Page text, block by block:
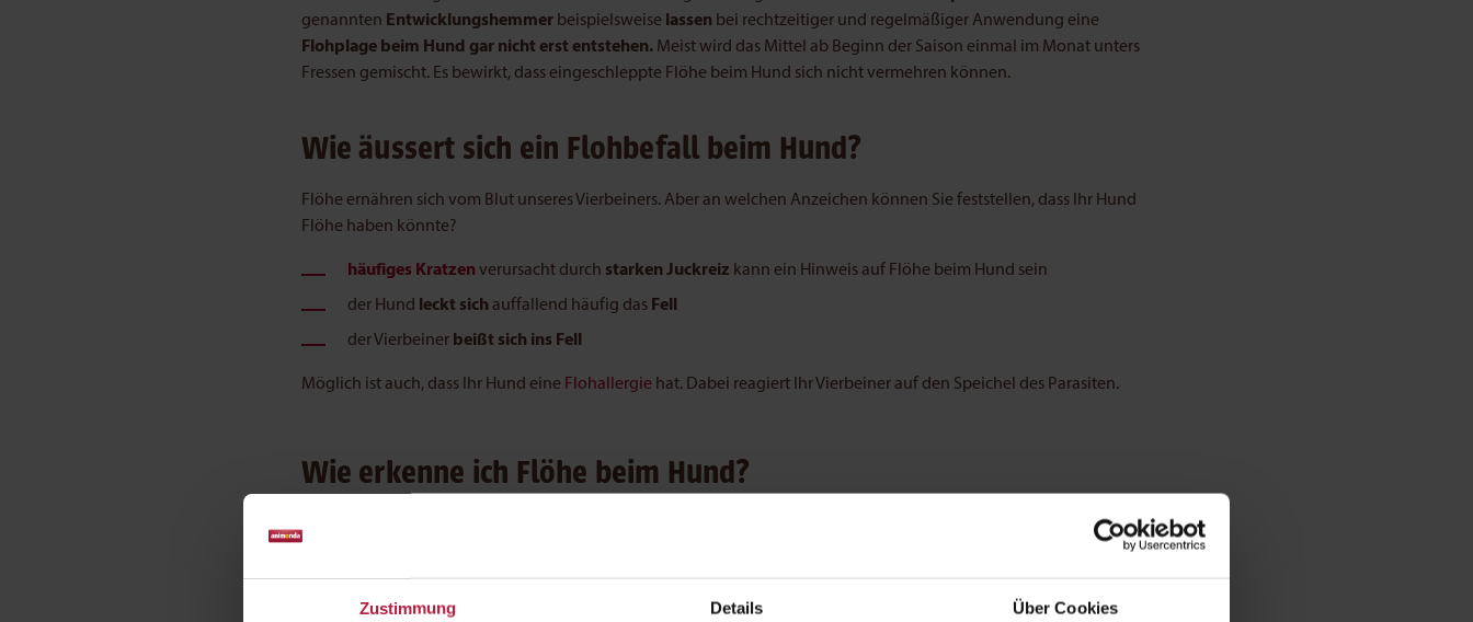
Zustimmung Details Über Cookies
genannten Entwicklungshemmerbeispielsweise lassen bei rechtzeitiger und regelmäßiger Anwendung eine
Flohplage beim Hund gar nicht erst entstehen.Meist wird das Mittel ab Beginn der Saison einmal im Monat unters
Fressen gemischt. Es bewirkt, dass eingeschleppte Flöhe beim Hund sich nicht vermehren können.
Wie äussert sich ein Flohbefall beim Hund?
Flöhe ernähren sich vom Blut unseres Vierbeiners. Aber an welchen Anzeichen können Sie feststellen, dass Ihr Hund
Flöhe haben könnte?
häufiges Kratzenverursacht durch starken Juckreiz kann ein Hinweis auf Flöhe beim Hund sein
der Hund leckt sich auffallend häufig das Fell
der Vierbeiner beißt sich ins Fell
Möglich ist auch, dass Ihr Hund eine Flohallergiehat. Dabei reagiert Ihr Vierbeiner auf den Speichel des Parasiten.
Wie erkenne ich Flöhe beim Hund?
Um festzustellen, ob Ihr Hund Flöhe hat, sollten Sie sein Fell und seine Hautoberfläche gründlich untersuchen. In
erkennbar am Flohkot im Fell. Dies können Sie selbst
überprüfen: Dazu stellt man seinen Hund auf ein Blatt weißes Papier oder in die Badewanne undkämmt ihn mit einem
Flohkamm.Zu Boden fallende dunkle Körnchen werden mit Wasser angefeuchtet. Wahlweise können Sie den